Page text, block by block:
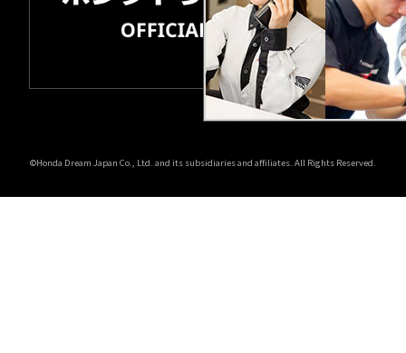
©Honda Dream Japan Co., Ltd. and its subsidiaries and affiliates. All Rights Reserved.